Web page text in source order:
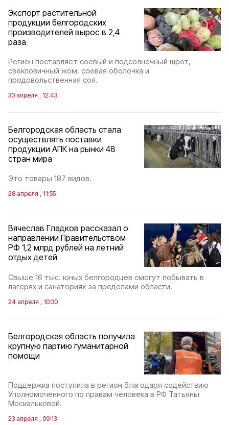
Экспорт растительной
продукции белгородских
производителей вырос в 2,4
раза
Регион поставляет соевый и подсолнечный шрот,
свекловичный жом, соевая оболочка и
продовольственная соя.
30 апреля , 12:43
Белгородская область стала
осуществлять поставки
продукции АПК на рынки 48
стран мира
Это товары 187 видов.
28 апреля , 11:55
Вячеслав Гладков рассказал о
направлении Правительством
РФ 1,2 млрд рублей на летний
отдых детей
Свыше 16 тыс. юных белгородцев смогут побывать в
лагерях и санаториях за пределами области.
24 апреля , 10:30
Белгородская область получила
крупную партию гуманитарной
помощи
Поддержка поступила в регион благодаря содействию
Уполномоченного по правам человека в РФ Татьяны
Москальковой.
23 апреля , 09:13